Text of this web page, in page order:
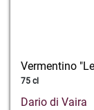
Vermentino
75 cl
Dario di Vaira